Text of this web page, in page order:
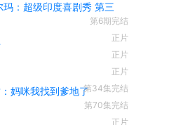
玛：超级印度喜剧秀 第三
第6期完结
正片
正片
正片
妈咪我找到爹地了第34集完结
第70集完结
正片